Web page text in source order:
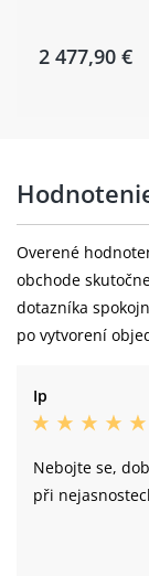
2 477,90 €
Overené
obchode
dotazníka
po vytvorení
Ip
Nebojte se,
při